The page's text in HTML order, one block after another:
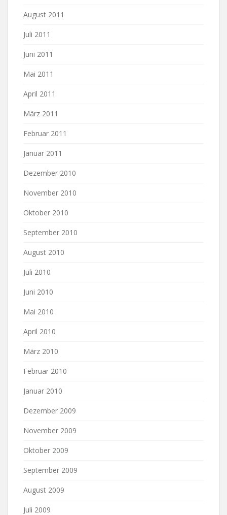
August 2011
Juli 2011
Juni 2011
Mai 2011
April 2011
März 2011
Februar 2011
Januar 2011
Dezember 2010
November 2010
Oktober 2010
September 2010
August 2010
Juli 2010
Juni 2010
Mai 2010
April 2010
März 2010
Februar 2010
Januar 2010
Dezember 2009
November 2009
Oktober 2009
September 2009
August 2009
Juli 2009